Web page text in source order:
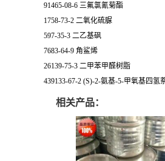
91465-08-6 三氟氯氰菊酯
1758-73-2 二氧化硫脲
597-35-3 二乙基砜
7683-64-9 角鲨烯
26139-75-3 二甲苯甲醛树脂
439133-67-2 (S)-2-氨基-5-甲氧基四氢
相关产品：